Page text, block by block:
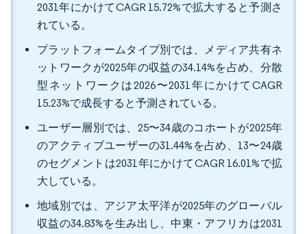
2031年にかけてCAGR 15.72%で拡大すると予測さ
れている。
プラットフォームタイプ別では、メディア共有ネ
ットワークが2025年の収益の34.14%を占め、分散
型ネットワークは2026〜2031年にかけてCAGR
15.23%で成長すると予測されている。
ユーザー層別では、25〜34歳のコホートが2025年
のアクティブユーザーの31.44%を占め、13〜24歳
のセグメントは2031年にかけてCAGR 16.01%で拡
大している。
地域別では、アジア太平洋が2025年のグローバル
収益の34.83%を生み出し、中東・アフリカは2031